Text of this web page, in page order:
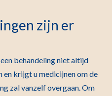
zijn er
behandeling niet altijd
en krijgt u medicijnen om de
zal vanzelf overgaan. Om